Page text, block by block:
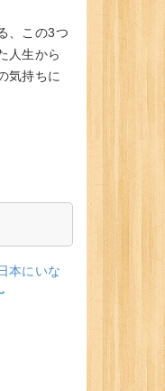
、この3つ
人生から
気持ちに
本にいな